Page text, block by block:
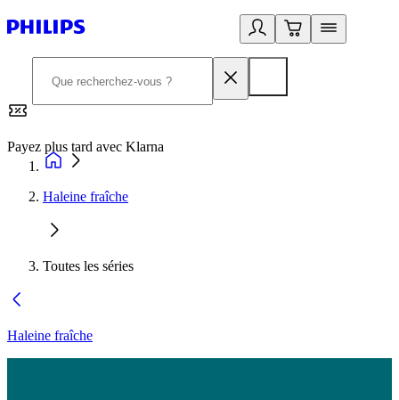
Payez plus tard avec Klarna
Haleine fraîche
Toutes les séries
Haleine fraîche